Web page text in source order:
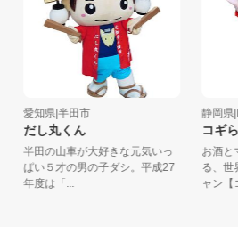
愛知県|半田市
だし丸くん
半田の山車が大好きな元気いっ
ぱい５才の男の子ダシ。平成27
年度は「...
静岡県
コギら
お酒と
る、世
ャン【